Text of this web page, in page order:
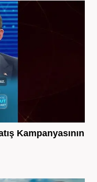
Kampanyasının